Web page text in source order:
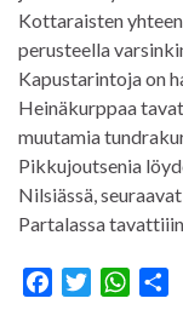
Kottaraisten
perusteella
Kapustarintoja on
Heinäkurppaa
muutamia
Pikkujoutsenia
Nilsiässä,
Partalassa
W